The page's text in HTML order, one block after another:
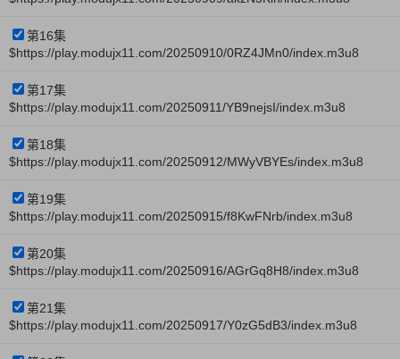
第16集
$https://play.modujx11.com/20250910/0RZ4JMn0/index.m3u8
第17集
$https://play.modujx11.com/20250911/YB9nejsI/index.m3u8
第18集
$https://play.modujx11.com/20250912/MWyVBYEs/index.m3u8
第19集
$https://play.modujx11.com/20250915/f8KwFNrb/index.m3u8
第20集
$https://play.modujx11.com/20250916/AGrGq8H8/index.m3u8
第21集
$https://play.modujx11.com/20250917/Y0zG5dB3/index.m3u8